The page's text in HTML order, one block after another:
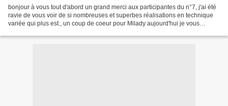
bonjour à vous tout d'abord un grand merci aux participantes du n°7, j'ai été
ravie de vous voir de si nombreuses et superbes réalisations en technique
variée qui plus est., un coup de coeur pour Milady aujourd'hui je vous